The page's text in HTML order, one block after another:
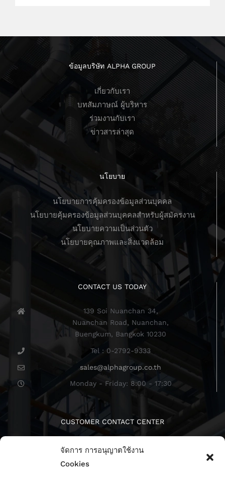
จัดการ การอนุญาตใช้งาน
Cookies
ข้อมูลบริษัท ALPHA GROUP
เกี่ยวกับเรา
บทสัมภาษณ์ ผู้บริหาร
ร่วมงานกับเรา
ข่าวสารล่าสุด
นโยบาย
นโยบายการคุ้มครองข้อมูลส่วนบุคคล
นโยบายคุ้มครองข้อมูลส่วนบุคคลสำหรับผู้สมัครงาน
นโยบายความเป็นส่วนตัว
นโยบายคุณภาพและสิ่งแวดล้อม
CONTACT US TODAY
139 Soi Nuanchan 34,
Nuanchan Road, Nuanchan,
Buengkum, Bangkok 10230
Tel : 0-2792-9333
sales@alphagroup.co.th
Monday - Friday: 8:00 - 17:30
CUSTOMER CONTACT CENTER